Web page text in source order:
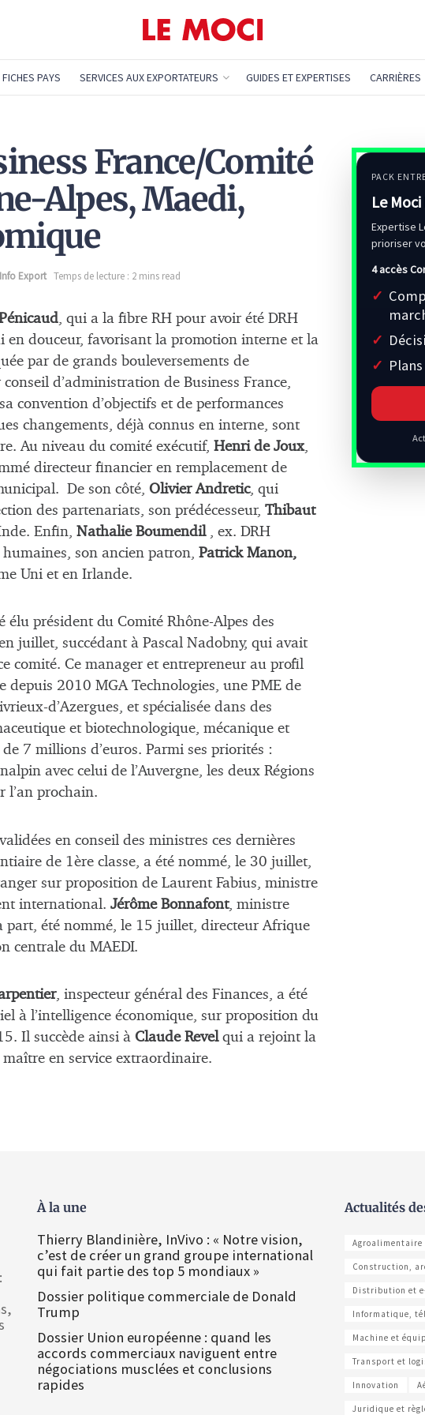
FICHES PAYS SERVICES AUX EXPORTATEURS GUIDES ET EXPERTISES CARRIÈRES
France/Comité
Alpes, Maedi,
Export Temps de lecture : 2 mins read
, qui a la fibre RH pour avoir été DRH
douceur, favorisant la promotion interne et la
par de grands bouleversements de
d’administration de Business France,
convention d’objectifs et de performances
changements, déjà connus en interne, sont
Au niveau du comité exécutif, Henri de Joux,
directeur financier en remplacement de
De son côté, Olivier Andretic, qui
des partenariats, son prédécesseur, Thibaut
Enfin, Nathalie Boumendil, ex. DRH
son ancien patron, Patrick Manon,
Uni et en Irlande.
élu président du Comité Rhône-Alpes des
juillet, succédant à Pascal Nadobny, qui avait
comité. Ce manager et entrepreneur au profil
2010 MGA Technologies, une PME de
d’Azergues, et spécialisée dans des
et biotechnologique, mécanique et
7 millions d’euros. Parmi ses priorités :
avec celui de l’Auvergne, les deux Régions
l’an prochain.
en conseil des ministres ces dernières
de 1ère classe, a été nommé, le 30 juillet,
sur proposition de Laurent Fabius, ministre
international. Jérôme Bonnafont, ministre
part, été nommé, le 15 juillet, directeur Afrique
centrale du MAEDI.
, inspecteur général des Finances, a été
à l’intelligence économique, sur proposition du
Il succède ainsi à Claude Revelqui a rejoint la
en service extraordinaire.
PACK
Le
Expertise
prioriser
4 accès
À la une
Thierry Blandinière, InVivo : « Notre vision,
c’est de créer un grand groupe international
qui fait partie des top 5 mondiaux »
Dossier politique commerciale de Donald
Trump
Dossier Union européenne : quand les
accords commerciaux naviguent entre
négociations musclées et conclusions
rapides
Actualités
Agroalimentaire
Construction,
Distribution et
Informatique,
Machine et
Transport et
Innovation
Juridique et